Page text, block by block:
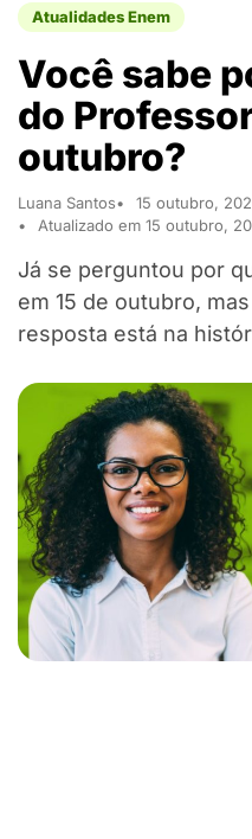
Atualidades Enem
Você sabe
do
outubro?
Luana Santos
15 outubro,
Atualizado em 15 outubro,
Já se perguntou por
em 15 de outubro,
resposta está na